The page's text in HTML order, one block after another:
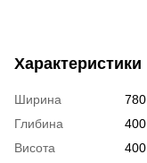
Характеристики
Ширина
780
Глибина
400
Висота
400